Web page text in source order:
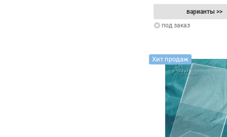
варианты >>
под заказ
Хит продаж